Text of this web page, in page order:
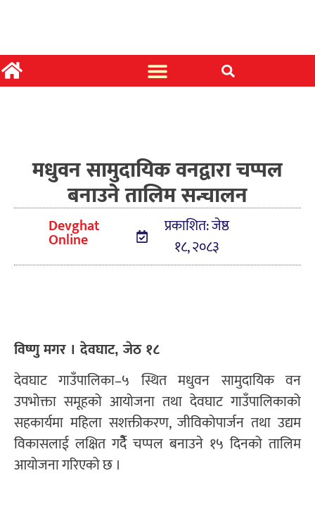
मधुवन सामुदायिक वनद्वारा चप्पल
बनाउने तालिम सन्चालन
Devghat
Online
प्रकाशित: जेष्ठ
१८, २०८३
विष्णु मगर । देवघाट, जेठ १८
देवघाट गाउँपालिका–५ स्थित मधुवन सामुदायिक वन
उपभोक्ता समूहको आयोजना तथा देवघाट गाउँपालिकाको
सहकार्यमा महिला सशक्तीकरण, जीविकोपार्जन तथा उद्यम
विकासलाई लक्षित गर्दैे चप्पल बनाउने १५ दिनको तालिम
आयोजना गरिएको छ ।